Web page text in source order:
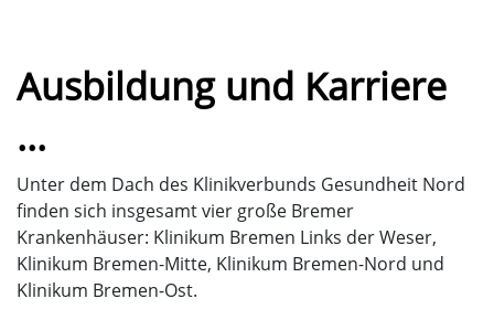
Ausbildung und Karriere
...
Unter dem Dach des Klinikverbunds Gesundheit Nord
finden sich insgesamt vier große Bremer
Krankenhäuser: Klinikum Bremen Links der Weser,
Klinikum Bremen-Mitte, Klinikum Bremen-Nord und
Klinikum Bremen-Ost.